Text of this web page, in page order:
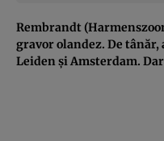
Rembrandt
gravor olandez. De
Leiden și Amsterdam.